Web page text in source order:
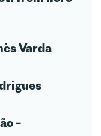
Varda
–